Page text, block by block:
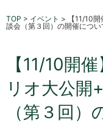
TOP > イベント >
【11/10
談会（第３回）の開催につい
【11/10開
リオ大公開
（第３回